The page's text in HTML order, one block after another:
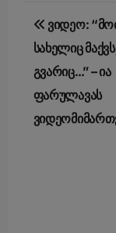
Post
ვიდეო:
სახელიც
გვარიც…” – ია
ფარულავას